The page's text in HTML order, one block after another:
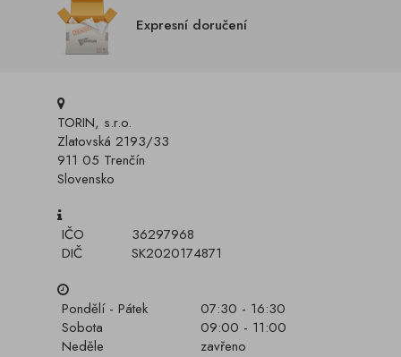
Expresní doručení
TORIN, s.r.o.
Zlatovská 2193/33
911 05 Trenčín
Slovensko
IČO
36297968
DIČ
SK2020174871
Pondělí - Pátek
07:30 - 16:30
Sobota
09:00 - 11:00
Neděle
zavřeno